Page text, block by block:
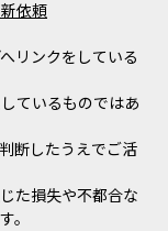
依頼
リンクをしている
ているものではあ
断したうえでご活
た損失や不都合な
。